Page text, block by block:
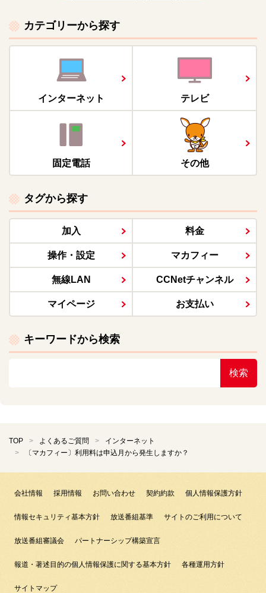
カテゴリーから探す
インターネット テレビ
固定電話 その他
タグから探す
加入 料金
操作・設定 マカフィー
無線LAN CCNetチャンネル
マイページ お支払い
キーワードから検索
検索
TOP よくあるご質問
インターネット
〔マカフィー〕利用料は申込月から発生しますか？
会社情報 採用情報 お問い合わせ 契約約款 個人情報保護方針
情報セキュリティ基本方針 放送番組基準 サイトのご利用について
放送番組審議会 パートナーシップ構築宣言
報道・著述目的の個人情報保護に関する基本方針 各種運用方針
サイトマップ